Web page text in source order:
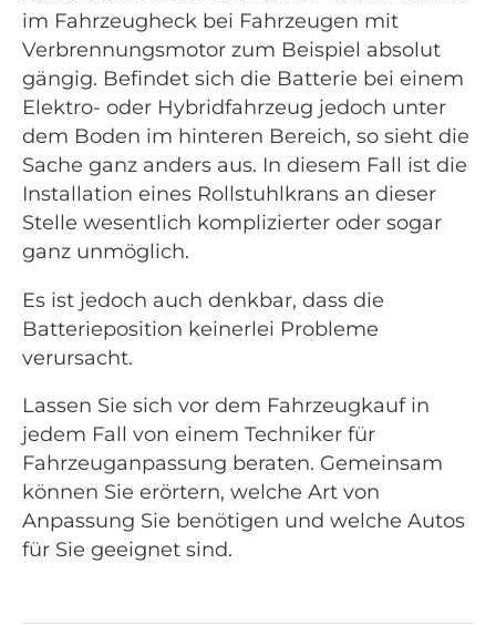
im Fahrzeugheck bei Fahrzeugen mit
Verbrennungsmotor zum Beispiel absolut
gängig. Befindet sich die Batterie bei einem
Elektro- oder Hybridfahrzeug jedoch unter
dem Boden im hinteren Bereich, so sieht die
Sache ganz anders aus. In diesem Fall ist die
Installation eines Rollstuhlkrans an dieser
Stelle wesentlich komplizierter oder sogar
ganz unmöglich.
Es ist jedoch auch denkbar, dass die
Batterieposition keinerlei Probleme
verursacht.
Lassen Sie sich vor dem Fahrzeugkauf in
jedem Fall von einem Techniker für
Fahrzeuganpassung beraten. Gemeinsam
können Sie erörtern, welche Art von
Anpassung Sie benötigen und welche Autos
für Sie geeignet sind.